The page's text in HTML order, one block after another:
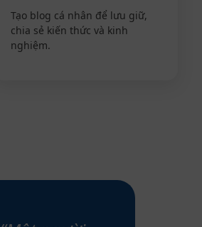
Tạo blog cá nhân để lưu giữ,
chia sẻ kiến thức và kinh
nghiệm.